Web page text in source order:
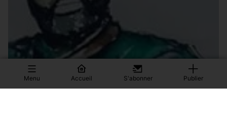
Menu Accueil S'abonner Publier